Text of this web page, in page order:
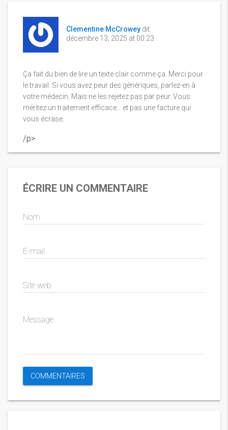
Clementine McCrowey dit:
décembre 13, 2025 at 00:23
Ça fait du bien de lire un texte clair comme ça. Merci pour
le travail. Si vous avez peur des génériques, parlez-en à
votre médecin. Mais ne les rejetez pas par peur. Vous
méritez un traitement efficace… et pas une facture qui
vous écrase.
/p>
ÉCRIRE UN COMMENTAIRE
Nom
E-mail
Site web
Message